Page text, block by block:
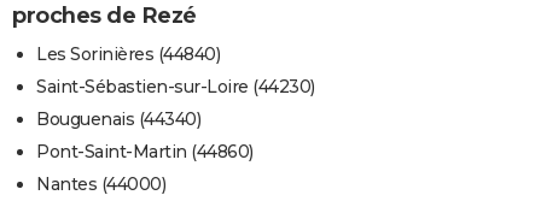
proches de Rezé
Les Sorinières (44840)
Saint-Sébastien-sur-Loire (44230)
Bouguenais (44340)
Pont-Saint-Martin (44860)
Nantes (44000)